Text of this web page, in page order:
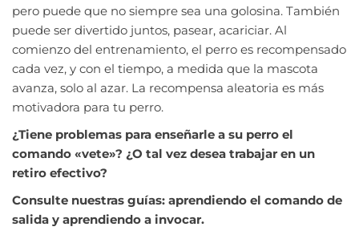
pero puede que no siempre sea una golosina. También
puede ser divertido juntos, pasear, acariciar. Al
comienzo del entrenamiento, el perro es recompensado
cada vez, y con el tiempo, a medida que la mascota
avanza, solo al azar. La recompensa aleatoria es más
motivadora para tu perro.
¿Tiene problemas para enseñarle a su perro el
comando «vete»? ¿O tal vez desea trabajar en un
retiro efectivo?
Consulte nuestras guías: aprendiendo el comando de
salida y aprendiendo a invocar.